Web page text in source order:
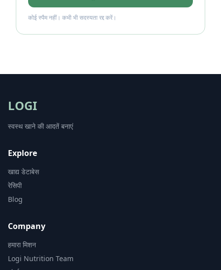
कोई स्पैम नहीं। कभी भी सदस्यता रद्द करें।
LOGI
स्वस्थ खाने की आदतें बनाएं
Explore
खाद्य डेटाबेस
रेसिपी
Blog
Company
हमारा मिशन
Logi Nutrition Team